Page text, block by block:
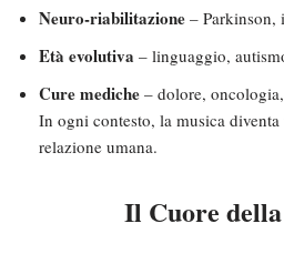
Neuro-riabilitazione – Parkinson,
Età evolutiva – linguaggio,
Cure mediche – dolore,
In ogni contesto, la musica
relazione umana.
Il Cuore